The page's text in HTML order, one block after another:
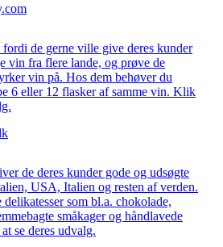
de gerne ville give deres kunder
vin fra flere lande, og prøve de
vin på. Hos dem behøver du
6 eller 12 flasker af samme vin. Klik
de deres kunder gode og udsøgte
USA, Italien og resten af verden.
som bl.a. chokolade,
småkager og håndlavede
se deres udvalg.